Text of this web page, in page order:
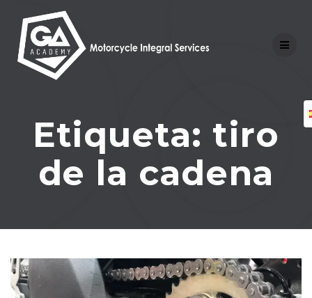
Etiqueta: tiro
de la cadena